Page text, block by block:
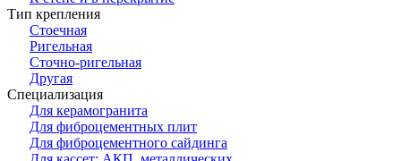
Тип крепления
Стоечная
Ригельная
Сточно-ригельная
Другая
Специализация
Для керамогранита
Для фиброцементных плит
Для фиброцементного сайдинга